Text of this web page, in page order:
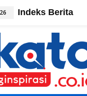
Indeks Berita